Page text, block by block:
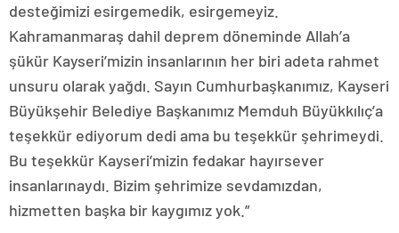
desteğimizi esirgemedik, esirgemeyiz.
Kahramanmaraş dahil deprem döneminde Allah’a
şükür Kayseri’mizin insanlarının her biri adeta rahmet
unsuru olarak yağdı. Sayın Cumhurbaşkanımız, Kayseri
Büyükşehir Belediye Başkanımız Memduh Büyükkılıç’a
teşekkür ediyorum dedi ama bu teşekkür şehrimeydi.
Bu teşekkür Kayseri’mizin fedakar hayırsever
insanlarınaydı. Bizim şehrimize sevdamızdan,
hizmetten başka bir kaygımız yok.”